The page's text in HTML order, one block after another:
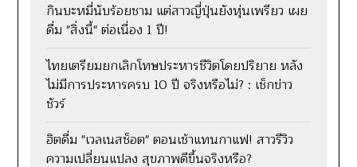
กินบะหมี่นับร้อยชาม แต่สาวญี่ปุ่นยังหุ่นเพรียว เผย
ดื่ม "สิ่งนี้" ต่อเนื่อง 1 ปี!
ไทยเตรียมยกเลิกโทษประหารชีวิตโดยปริยาย หลัง
ไม่มีการประหารครบ 10 ปี จริงหรือไม่? : เช็กข่าว
ชัวร์
ฮิตดื่ม "เวลเนสช็อต" ตอนเช้าแทนกาแฟ! สาวรีวิว
ความเปลี่ยนแปลง สุขภาพดีขึ้นจริงหรือ?